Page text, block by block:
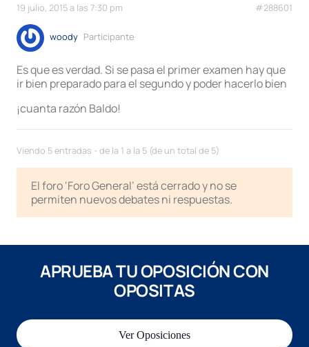
19 julio, 2015 a las 7:30 pm #288601
woody Participante
Es que es verdad. Si se pasa el primer examen hay que
ir bien preparado para el segundo y poder hacerlo bien
¡cuanta razón Baldo!
Viendo 5 entradas - de la 1 a la 5 (de un total de 5)
El foro ‘Foro General’ está cerrado y no se
permiten nuevos debates ni respuestas.
APRUEBA TU OPOSICIÓN CON
OPOSITAS
Ver Oposiciones